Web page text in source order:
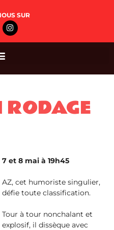
SUR
7 et 8 mai à 19h45
AZ, cet humoriste singulier,
défie toute classification.
Tour à tour nonchalant et
explosif, il dissèque avec